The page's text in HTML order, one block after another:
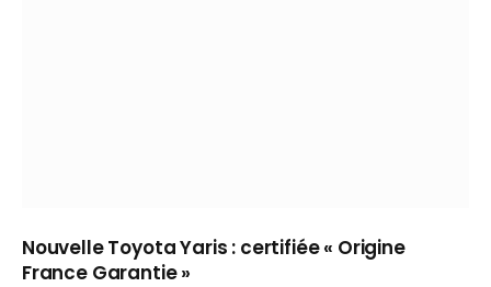
Nouvelle Toyota Yaris : certifiée « Origine
France Garantie »